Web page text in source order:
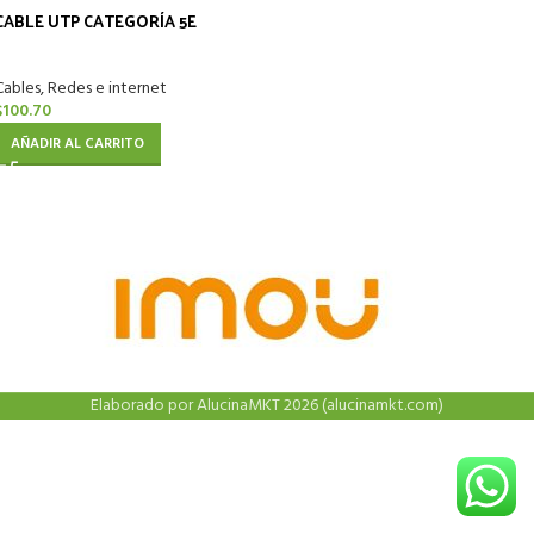
UTP CATEGORÍA 5E
Redes e internet
100.70
AÑADIR AL CARRITO
Elaborado por AlucinaMKT 2026 (alucinamkt.com)